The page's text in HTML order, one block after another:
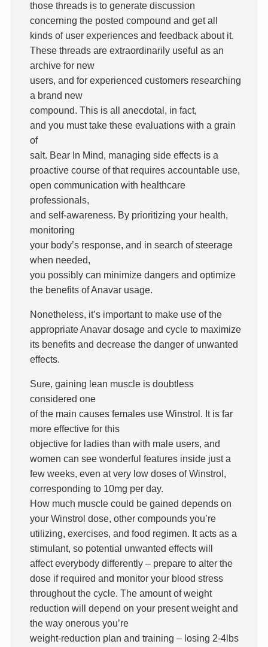
those threads is to generate discussion
concerning the posted compound and get all
kinds of user experiences and feedback about it.
These threads are extraordinarily useful as an
archive for new
users, and for experienced customers researching
a brand new
compound. This is all anecdotal, in fact,
and you must take these evaluations with a grain
of
salt. Bear In Mind, managing side effects is a
proactive course of that requires accountable use,
open communication with healthcare
professionals,
and self-awareness. By prioritizing your health,
monitoring
your body’s response, and in search of steerage
when needed,
you possibly can minimize dangers and optimize
the benefits of Anavar usage.
Nonetheless, it’s important to make use of the
appropriate Anavar dosage and cycle to maximize
its benefits and decrease the danger of unwanted
effects.
Sure, gaining lean muscle is doubtless
considered one
of the main causes females use Winstrol. It is far
more effective for this
objective for ladies than with male users, and
women can see wonderful features inside just a
few weeks, even at very low doses of Winstrol,
corresponding to 10mg per day.
How much muscle could be gained depends on
your Winstrol dose, other compounds you’re
utilizing, exercises, and food regimen. It acts as a
stimulant, so potential unwanted effects will
affect everybody differently – prepare to alter the
dose if required and monitor your blood stress
throughout the cycle. The amount of weight
reduction will depend on your present weight and
the way onerous you’re
weight-reduction plan and training – losing 2-4lbs